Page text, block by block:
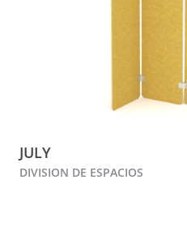
JULY
DIVISION DE ESPACIOS